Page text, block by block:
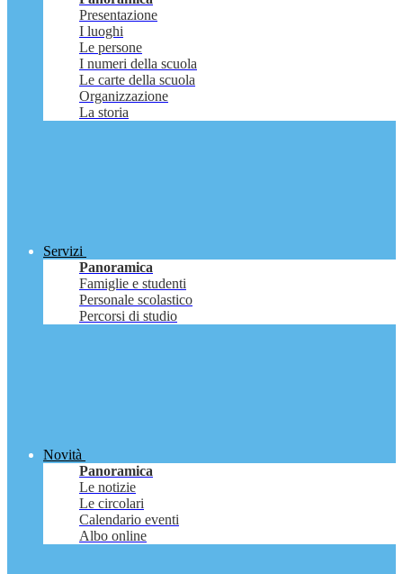
Presentazione
I luoghi
Le persone
I numeri della scuola
Le carte della scuola
Organizzazione
La storia
Servizi
Panoramica
Famiglie e studenti
Personale scolastico
Percorsi di studio
Novità
Panoramica
Le notizie
Le circolari
Calendario eventi
Albo online